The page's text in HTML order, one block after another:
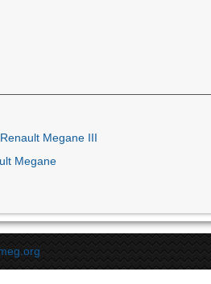
Megane III
Megane